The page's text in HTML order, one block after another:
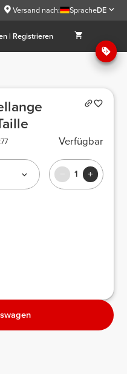
Versand nach: SpracheDE
| Registrieren
Verfügbar
1